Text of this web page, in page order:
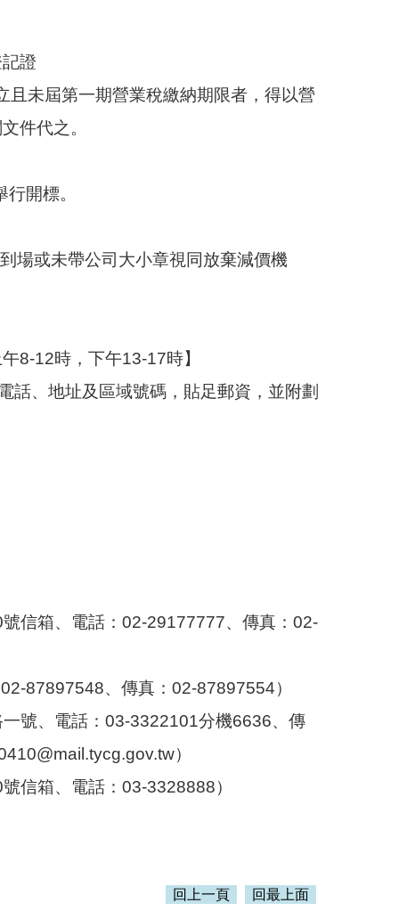
證
未屆第一期營業稅繳納期限者，得以營
件代之。
開標。
場或未帶公司大小章視同放棄減價機
8-12時，下午13-17時】
、地址及區域號碼，貼足郵資，並附劃
信箱、電話：02-29177777、傳真：02-
87897548、傳真：02-87897554）
號、電話：03-3322101分機6636、傳
）
信箱、電話：03-3328888）
回上一頁 回最上面